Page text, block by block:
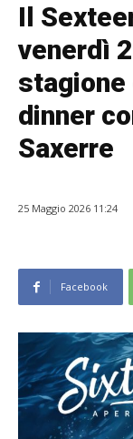
Il
venerdì
dinner
Saxerre
25 Maggio 2026 11:24
Facebook